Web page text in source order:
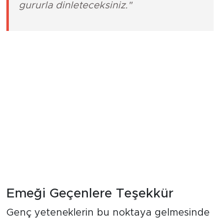
gururla dinleteceksiniz."
Emeği Geçenlere Teşekkür
Genç yeteneklerin bu noktaya gelmesinde